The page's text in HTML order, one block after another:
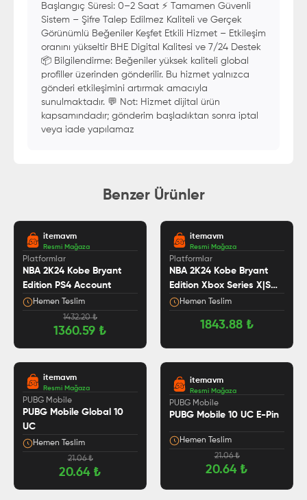
Başlangıç Süresi: 0–2 Saat ⚡ Tamamen Güvenli
Sistem – Şifre Talep Edilmez Kaliteli ve Gerçek
Görünümlü Beğeniler Keşfet Etkili Hizmet – Etkileşim
oranını yükseltir BHE Digital Kalitesi ve 7/24 Destek
📦 Bilgilendirme: Beğeniler yüksek kaliteli global
profiller üzerinden gönderilir. Bu hizmet yalnızca
gönderi etkileşimini artırmak amacıyla
sunulmaktadır. 💬 Not: Hizmet dijital ürün
kapsamındadır; gönderim başladıktan sonra iptal
veya iade yapılamaz
Benzer Ürünler
itemavm
Resmi Mağaza
Platformlar
NBA 2K24 Kobe Bryant
Edition PS4 Account
Hemen Teslim
1432.20₺
1360.59 ₺
itemavm
Resmi Mağaza
Platformlar
NBA 2K24 Kobe Bryant
Edition Xbox Series X|S
Account
Hemen Teslim
1843.88₺
itemavm
Resmi Mağaza
PUBG Mobile
PUBG Mobile Global 10
UC
Hemen Teslim
21.06₺
20.64₺
itemavm
Resmi Mağaza
PUBG Mobile
PUBG Mobile 10 UC E-Pin
Hemen Teslim
21.06₺
20.64₺